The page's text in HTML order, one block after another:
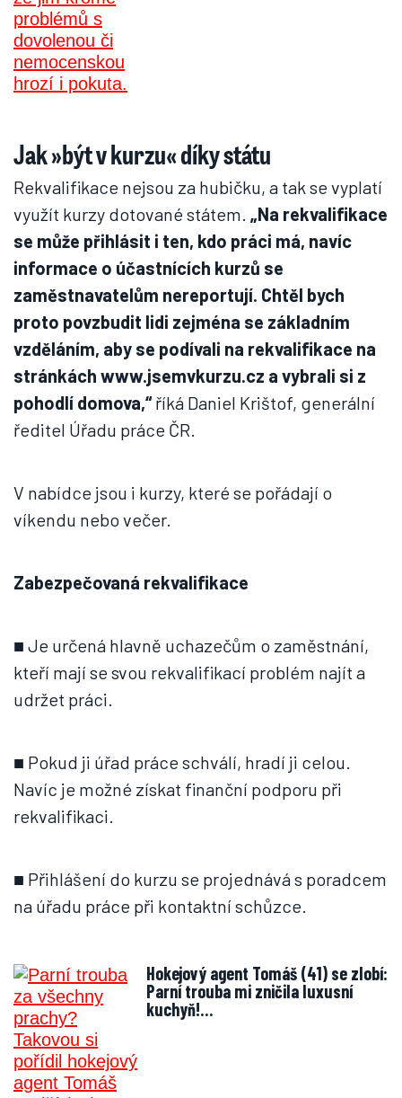
Jak »být v kurzu« díky státu
Rekvalifikace nejsou za hubičku, a tak se vyplatí
využít kurzy dotované státem. „Na rekvalifikace
se může přihlásit i ten, kdo práci má, navíc
informace o účastnících kurzů se
zaměstnavatelům nereportují. Chtěl bych
proto povzbudit lidi zejména se základním
vzděláním, aby se podívali na rekvalifikace na
stránkách www.jsemvkurzu.cz a vybrali si z
pohodlí domova,“říká Daniel Krištof, generální
ředitel Úřadu práce ČR.
V nabídce jsou i kurzy, které se pořádají o
víkendu nebo večer.
Zabezpečovaná rekvalifikace
■ Je určená hlavně uchazečům o zaměstnání,
kteří mají se svou rekvalifikací problém najít a
udržet práci.
■ Pokud ji úřad práce schválí, hradí ji celou.
Navíc je možné získat finanční podporu při
rekvalifikaci.
■ Přihlášení do kurzu se projednává s poradcem
na úřadu práce při kontaktní schůzce.
Hokejový agent Tomáš (41) se zlobí:
Parní trouba mi zničila luxusní
kuchyň!…